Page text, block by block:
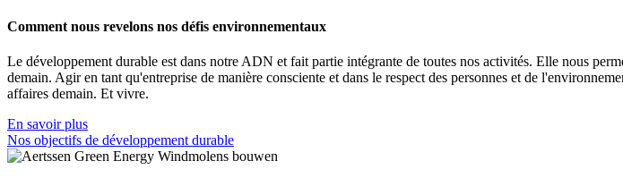
Comment nous revelons nos défis environnementaux
Le développement durable est dans notre ADN et fait partie intégrante de toutes nos activités. Elle nous
demain. Agir en tant qu'entreprise de manière consciente et dans le respect des personnes et de
affaires demain. Et vivre.
En savoir plus
Nos objectifs de développement durable